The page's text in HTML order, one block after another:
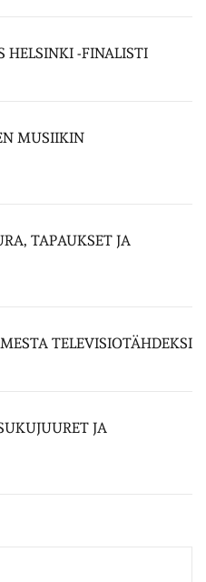
HELSINKI -FINALISTI
MUSIIKIN
TAPAUKSET JA
TELEVISIOTÄHDEKSI
JA